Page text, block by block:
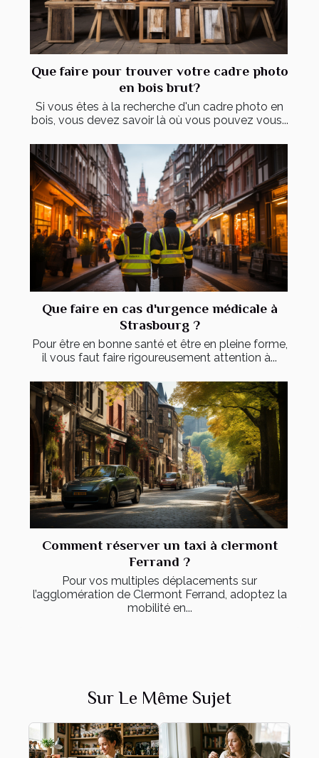
Que faire pour trouver votre cadre photo
en bois brut?
Si vous êtes à la recherche d'un cadre photo en
bois, vous devez savoir là où vous pouvez vous...
Que faire en cas d'urgence médicale à
Strasbourg ?
Pour être en bonne santé et être en pleine forme,
il vous faut faire rigoureusement attention à...
Comment réserver un taxi à clermont
Ferrand ?
Pour vos multiples déplacements sur
l’agglomération de Clermont Ferrand, adoptez la
mobilité en...
Sur Le Même Sujet